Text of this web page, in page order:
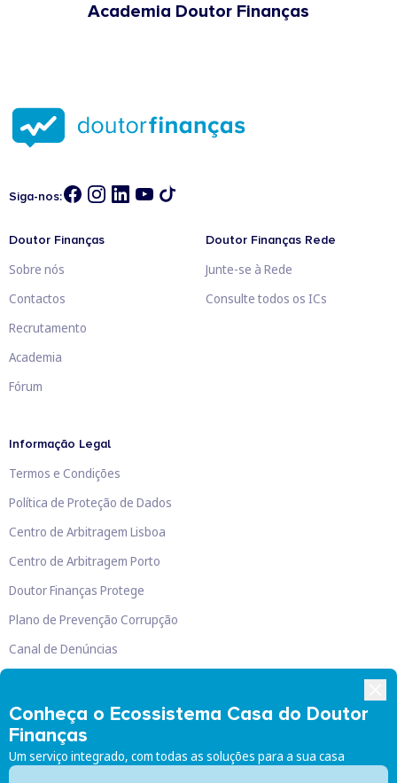
Academia Doutor Finanças
Conheça o Ecossistema Casa do Doutor
Finanças
Um serviço integrado, com todas as soluções para a sua casa
Siga-nos:
Doutor Finanças
Sobre nós
Contactos
Recrutamento
Academia
Fórum
Doutor Finanças Rede
Junte-se à Rede
Consulte todos os ICs
Informação Legal
Termos e Condições
Política de Proteção de Dados
Centro de Arbitragem Lisboa
Centro de Arbitragem Porto
Doutor Finanças Protege
Plano de Prevenção Corrupção
Canal de Denúncias
Doutor Finanças, Lda